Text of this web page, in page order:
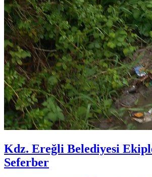
Kdz. Ereğli Belediyesi
Seferber